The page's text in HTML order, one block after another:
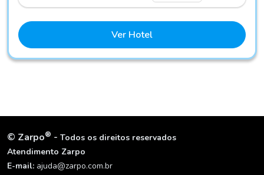
Ver Hotel
© Zarpo® - Todos os direitos reservados
Atendimento Zarpo
E-mail: ajuda@zarpo.com.br